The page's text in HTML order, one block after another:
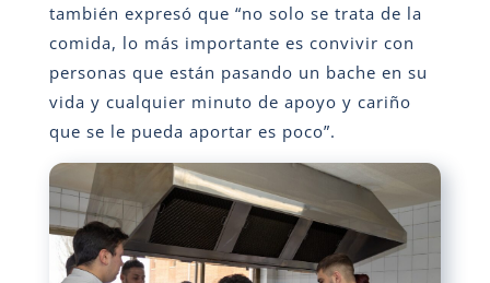
también expresó que “no solo se trata de la
comida, lo más importante es convivir con
personas que están pasando un bache en su
vida y cualquier minuto de apoyo y cariño
que se le pueda aportar es poco”.